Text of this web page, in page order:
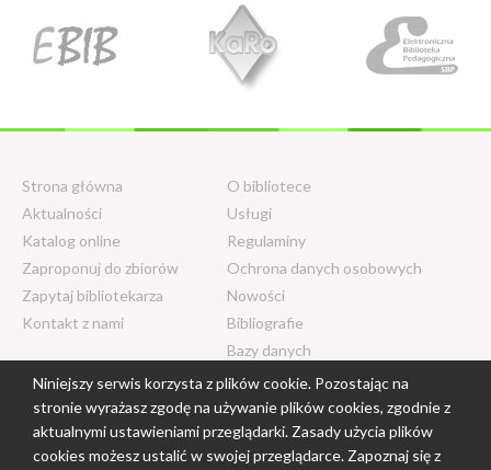
Strona główna
Aktualności
Katalog online
Zaproponuj do zbiorów
Zapytaj bibliotekarza
Kontakt z nami
O bibliotece
Usługi
Regulaminy
Ochrona danych osobowych
Nowości
Bibliografie
Bazy danych
© 2018 - 2026 Centrum Edukacji
Nauczycieli w Białymstoku. Wszelkie
Niniejszy serwis korzysta z plików cookie. Pozostając na
stronie wyrażasz zgodę na używanie plików cookies, zgodnie z
aktualnymi ustawieniami przeglądarki. Zasady użycia plików
cookies możesz ustalić w swojej przeglądarce. Zapoznaj się z